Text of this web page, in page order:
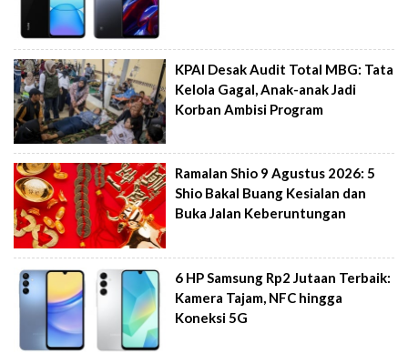
KPAI Desak Audit Total MBG: Tata
Kelola Gagal, Anak-anak Jadi
Korban Ambisi Program
Ramalan Shio 9 Agustus 2026: 5
Shio Bakal Buang Kesialan dan
Buka Jalan Keberuntungan
6 HP Samsung Rp2 Jutaan Terbaik:
Kamera Tajam, NFC hingga
Koneksi 5G